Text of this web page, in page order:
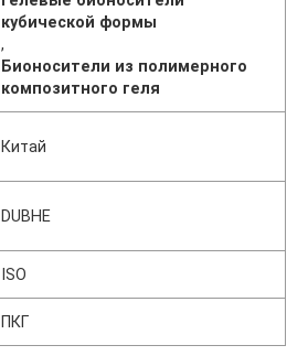
кубической формы
,
Бионосители из полимерного
композитного геля
Китай
DUBHE
ISO
ПКГ